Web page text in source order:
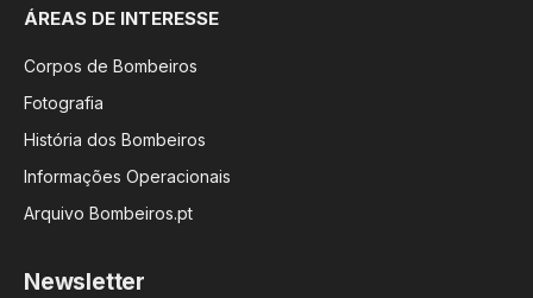
ÁREAS DE INTERESSE
Corpos de Bombeiros
Fotografia
História dos Bombeiros
Informações Operacionais
Arquivo Bombeiros.pt
Newsletter